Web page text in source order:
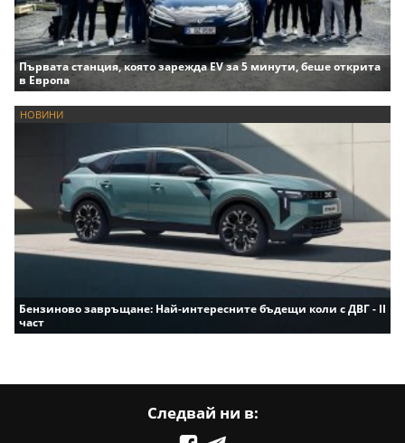
Първата станция, която зарежда EV за 5 минути, беше открита
в Европа
НОВИНИ
Бензиново завръщане: Най-интересните бъдещи коли с ДВГ - II
част
Следвай ни в: